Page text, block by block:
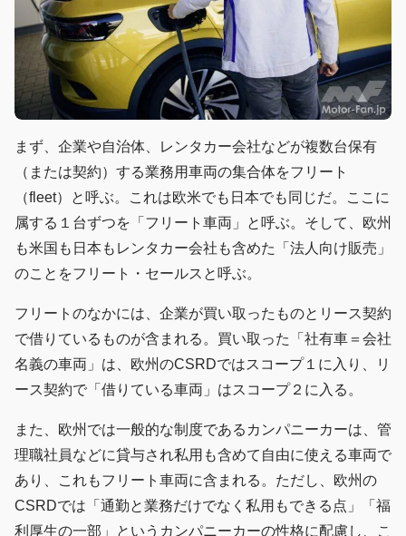
まず、企業や自治体、レンタカー会社などが複数台保有
（または契約）する業務用車両の集合体をフリート
（fleet）と呼ぶ。これは欧米でも日本でも同じだ。ここに
属する１台ずつを「フリート車両」と呼ぶ。そして、欧州
も米国も日本もレンタカー会社も含めた「法人向け販売」
のことをフリート・セールスと呼ぶ。
フリートのなかには、企業が買い取ったものとリース契約
で借りているものが含まれる。買い取った「社有車＝会社
名義の車両」は、欧州のCSRDではスコープ１に入り、リ
ース契約で「借りている車両」はスコープ２に入る。
また、欧州では一般的な制度であるカンパニーカーは、管
理職社員などに貸与され私用も含めて自由に使える車両で
あり、これもフリート車両に含まれる。ただし、欧州の
CSRDでは「通勤と業務だけでなく私用もできる点」「福
利厚生の一部」というカンパニーカーの性格に配慮し、こ